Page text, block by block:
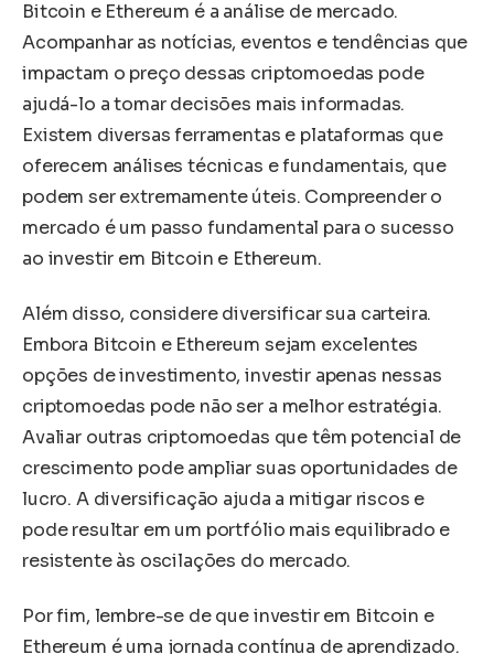
Bitcoin e Ethereum é a análise de mercado.
Acompanhar as notícias, eventos e tendências que
impactam o preço dessas criptomoedas pode
ajudá-lo a tomar decisões mais informadas.
Existem diversas ferramentas e plataformas que
oferecem análises técnicas e fundamentais, que
podem ser extremamente úteis. Compreender o
mercado é um passo fundamental para o sucesso
ao investir em Bitcoin e Ethereum.
Além disso, considere diversificar sua carteira.
Embora Bitcoin e Ethereum sejam excelentes
opções de investimento, investir apenas nessas
criptomoedas pode não ser a melhor estratégia.
Avaliar outras criptomoedas que têm potencial de
crescimento pode ampliar suas oportunidades de
lucro. A diversificação ajuda a mitigar riscos e
pode resultar em um portfólio mais equilibrado e
resistente às oscilações do mercado.
Por fim, lembre-se de que investir em Bitcoin e
Ethereum é uma jornada contínua de aprendizado.